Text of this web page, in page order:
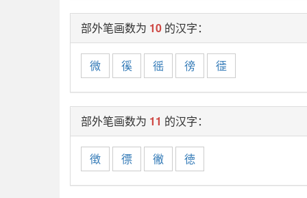
部外笔画数为 10 的汉字：
微 徯 徭 徬 徰
部外笔画数为 11 的汉字：
徴 徱 徶 徳